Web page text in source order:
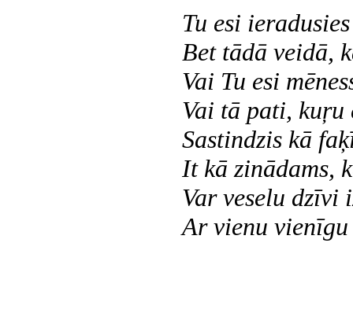
Tu esi
Bet tādā veidā,
Vai Tu esi
Vai tā pati, kuŗu
Sastindzis kā
It kā zinādams,
Var veselu dzīvi
Ar vienu vienīgu